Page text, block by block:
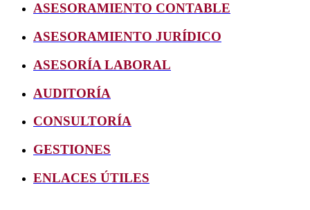
ASESORAMIENTO CONTABLE
ASESORAMIENTO JURÍDICO
ASESORÍA LABORAL
AUDITORÍA
CONSULTORÍA
GESTIONES
ENLACES ÚTILES